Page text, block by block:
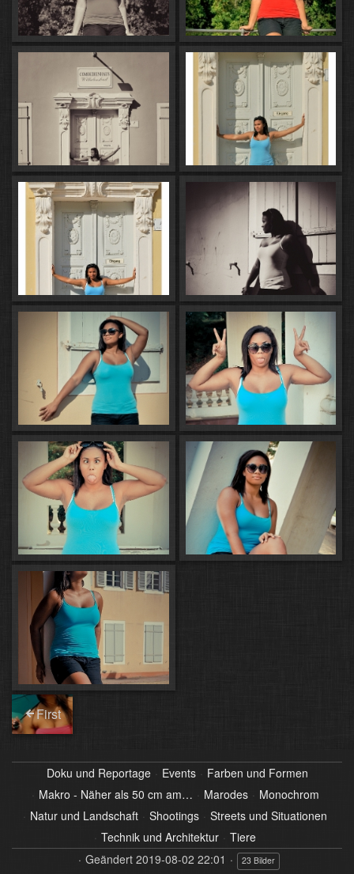
First
Doku und Reportage Events
Farben und Formen
Makro - Näher als 50 cm am…
Marodes
Monochrom
Natur und Landschaft
Shootings
Streets und Situationen
Technik und Architektur
Tiere
Geändert 2019-08-02 22:01 23 Bilder